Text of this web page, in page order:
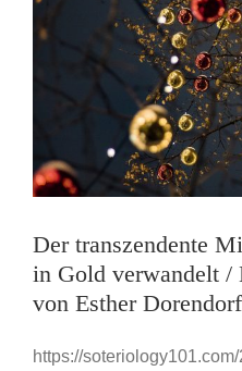
Der transzendente
in Gold verwandelt /
von Esther
https://